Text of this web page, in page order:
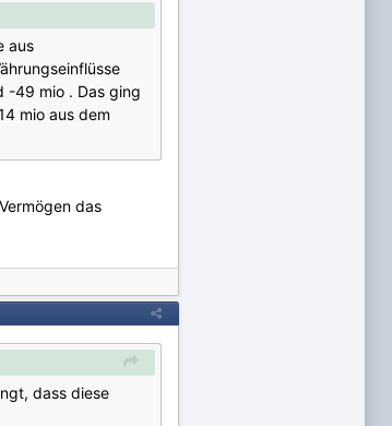
aus
-49 mio . Das ging
mio aus dem
das
dass diese